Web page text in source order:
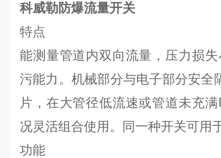
科威勒防爆流量开关
特点
能测量管道内双向流量，压力损
污能力。机械部分与电子部分安全
片，在大管径低流速或管道未充
况灵活组合使用。同一种开关可用
功能